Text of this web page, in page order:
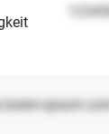
ipsum.com